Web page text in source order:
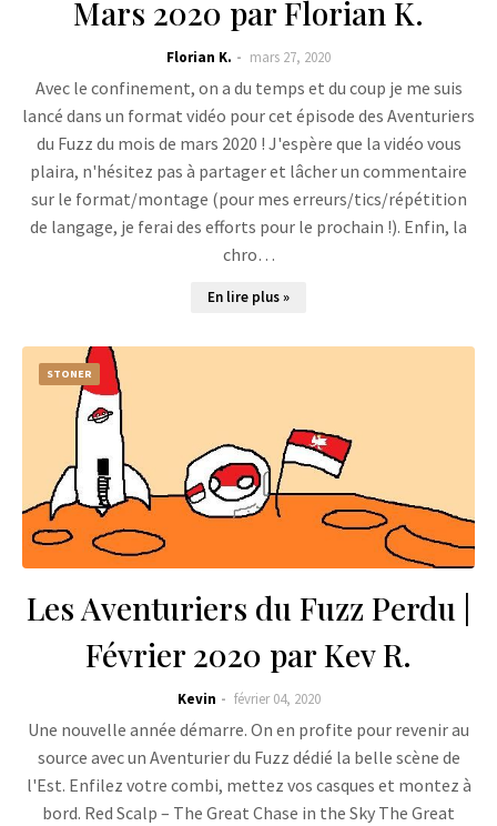
Mars 2020 par Florian K.
Florian K. mars 27, 2020
Avec le confinement, on a du temps et du coup je me suis
lancé dans un format vidéo pour cet épisode des Aventuriers
du Fuzz du mois de mars 2020 ! J'espère que la vidéo vous
plaira, n'hésitez pas à partager et lâcher un commentaire
sur le format/montage (pour mes erreurs/tics/répétition
de langage, je ferai des efforts pour le prochain !). Enfin, la
chro…
En lire plus »
STONER
Les Aventuriers du Fuzz Perdu |
Février 2020 par Kev R.
Kevin février 04, 2020
Une nouvelle année démarre. On en profite pour revenir au
source avec un Aventurier du Fuzz dédié la belle scène de
l'Est. Enfilez votre combi, mettez vos casques et montez à
bord. Red Scalp – The Great Chase in the Sky The Great